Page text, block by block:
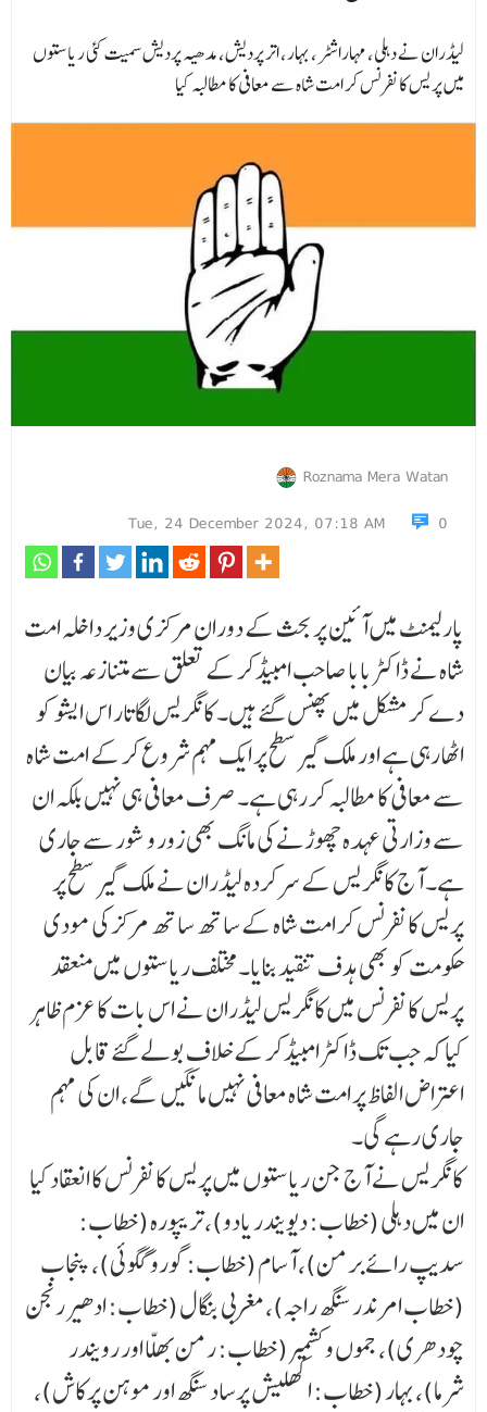
لیڈران نے دہلی، مہاراشٹر، بہار، اتر پردیش، مدھیہ پردیش سمیت کئی ریاستوں
میں پریس کانفرنس کر امت شاہ سے معافی کا مطالبہ کیا
Roznama Mera Watan
Tue, 24 December 2024, 07:18 AM
0
پارلیمنٹ میں آئین پر بحث کے دوران مرکزی وزیر داخلہ امت
شاہ نے ڈاکٹر بابا صاحب امبیڈکر کے تعلق سے متنازعہ بیان
دے کر مشکل میں پھنس گئے ہیں۔ کانگریس لگاتار اس ایشو کو
اٹھا رہی ہے اور ملک گیر سطح پر ایک مہم شروع کر کے امت شاہ
سے معافی کا مطالبہ کر رہی ہے۔ صرف معافی ہی نہیں بلکہ ان
سے وزارتی عہدہ چھوڑنے کی مانگ بھی زور و شور سے جاری
ہے۔ آج کانگریس کے سرکردہ لیڈران نے ملک گیر سطح پر
پریس کانفرنس کر امت شاہ کے ساتھ ساتھ مرکز کی مودی
حکومت کو بھی ہدف تنقید بنایا۔ مختلف ریاستوں میں منعقد
پریس کانفرنس میں کانگریس لیڈران نے اس بات کا عزم ظاہر
کیا کہ جب تک ڈاکٹر امبیڈکر کے خلاف بولے گئے قابل
اعتراض الفاظ پر امت شاہ معافی نہیں مانگیں گے، ان کی مہم
جاری رہے گی۔
کانگریس نے آج جن ریاستوں میں پریس کانفرنس کا انعقاد کیا
ان میں دہلی (خطاب: دیویندر یادو)، تریپورہ (خطاب:
سدیپ رائے برمن)، آسام (خطاب: گورو گگوئی)، پنجاب
(خطاب امرندر سنگھ راجہ)، مغربی بنگال (خطاب: ادھیر رنجن
چودھری)، جموں و کشمیر (خطاب: رمن بھلّا اور رویندر
شرما)، بہار (خطاب: اکھلیش پرساد سنگھ اور موہن پرکاش)،